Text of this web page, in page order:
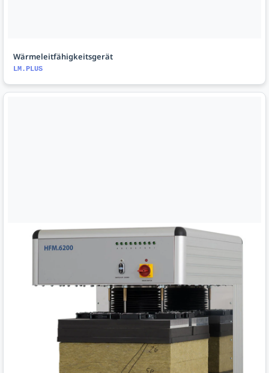
Wärmeleitfähigkeitsgerät
LM.PLUS